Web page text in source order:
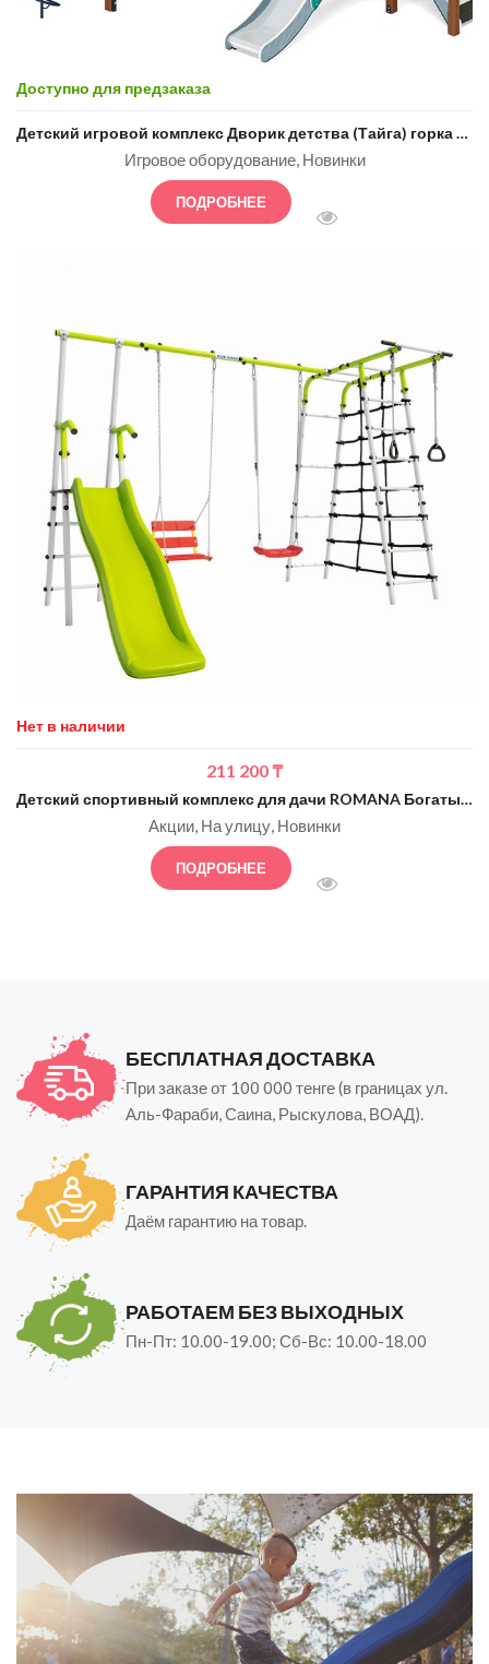
Доступно для предзаказа
Детский игровой комплекс Дворик детства (Тайга) горка Н1200 ДИК 2.01.4.02-23
Игровое оборудование Новинки
ПОДРОБНЕЕ
Нет в наличии
211 200₸
Детский спортивный комплекс для дачи ROMANA Богатырь Плюс — 2 (салатовый с белым)
Акции На улицу Новинки
ПОДРОБНЕЕ
БЕСПЛАТНАЯ ДОСТАВКА
При заказе от 100 000 тенге (в границах ул.
Аль-Фараби, Саина, Рыскулова, ВОАД).
ГАРАНТИЯ КАЧЕСТВА
Даём гарантию на товар.
РАБОТАЕМ БЕЗ ВЫХОДНЫХ
Пн-Пт: 10.00-19.00; Сб-Вс: 10.00-18.00